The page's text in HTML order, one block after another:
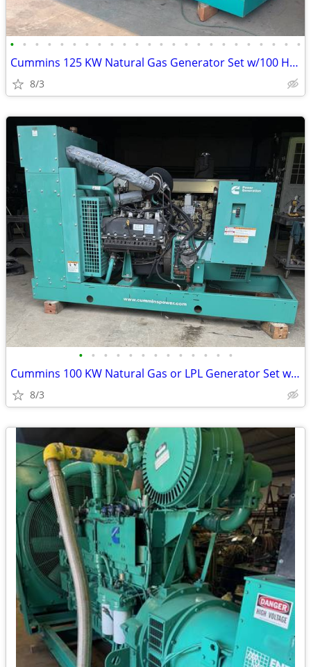
• • • • • • • • • • • • • • • • • • • • • • • •
Cummins 125 KW Natural Gas Generator Set w/100 Hours
8/3
• • • • • • • • • • • • •
Cummins 100 KW Natural Gas or LPL Generator Set w/51 Hours
8/3